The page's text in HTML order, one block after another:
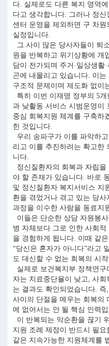
다. 실제로도 다른 복지 영역
다고 생각합니다. 그러나 정신
센터 운영을 제외하면 구 차
실정입니다.
그 사이 많은 당사자들이 퇴
원을 반복하고 위기상황에 개
담이 전가되며 주거·일상생활
곤에 내몰리고 있습니다. 이
구조적 문제이며 제도화 없이
특히 이번 이재명 정부의 5
과 낮활동 서비스 시범운영이
중심 회복지원 체계를 구축하
힌 것입니다.
우리 송파구가 이를 파악하
리고 이를 추진하려는 확고한
니다.
정신질환자의 회복과 자립
야 할 존재가 있습니다. 바로
및 정신질환자 복지서비스 지
환을 겪었거나 겪고 있는 당
과정을 이수한 사람을 동료지
이들은 단순한 상담 자원봉
병 자체보다 그로 인한 사회
을 경험하게 됩니다. 이때 같
“당신은 혼자가 아니다”라고
도 대신할 수 없는 회복의 시
실제로 보건복지부 정책연
자는 치료중단율이 낮고, 사
는 결과도 확인되었습니다.
사이의 단절을 메우는 회복의
에 없어서는 안 될 핵심 인력
이 반복되는 악순환을 끊기
지원 조례 제정이 반드시 필
같은 지속가능한 지원체계를